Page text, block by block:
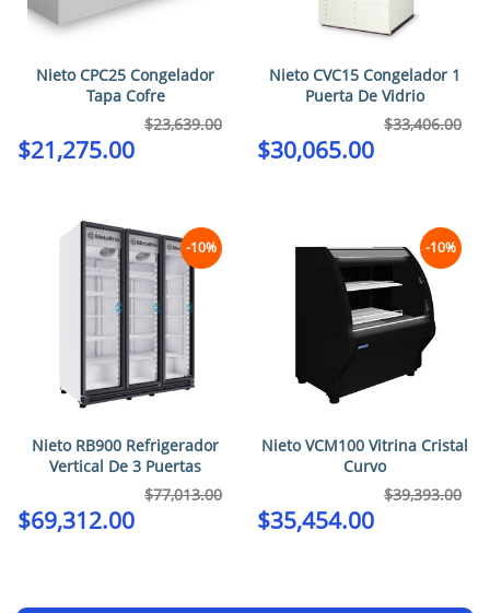
Nieto CPC25 Congelador
Tapa Cofre
$23,639.00
$21,275.00
Nieto CVC15 Congelador 1
Puerta De Vidrio
$33,406.00
$30,065.00
-10%
Nieto RB900 Refrigerador
Vertical De 3 Puertas
$77,013.00
$69,312.00
-10%
Nieto VCM100 Vitrina Cristal
Curvo
$39,393.00
$35,454.00